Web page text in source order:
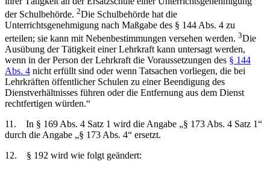
der Schulbehörde. 2Die Schulbehörde hat die
Unterrichtsgenehmigung nach Maßgabe des § 144 Abs. 4 zu
erteilen; sie kann mit Nebenbestimmungen versehen werden. 3Die
Ausübung der Tätigkeit einer Lehrkraft kann untersagt werden,
wenn in der Person der Lehrkraft die Voraussetzungen des § 144
Abs. 4 nicht erfüllt sind oder wenn Tatsachen vorliegen, die bei
Lehrkräften öffentlicher Schulen zu einer Beendigung des
Dienstverhältnisses führen oder die Entfernung aus dem Dienst
rechtfertigen würden.“
11. In § 169 Abs. 4 Satz 1 wird die Angabe „§ 173 Abs. 4 Satz 1“
durch die Angabe „§ 173 Abs. 4“ ersetzt.
12. § 192 wird wie folgt geändert: